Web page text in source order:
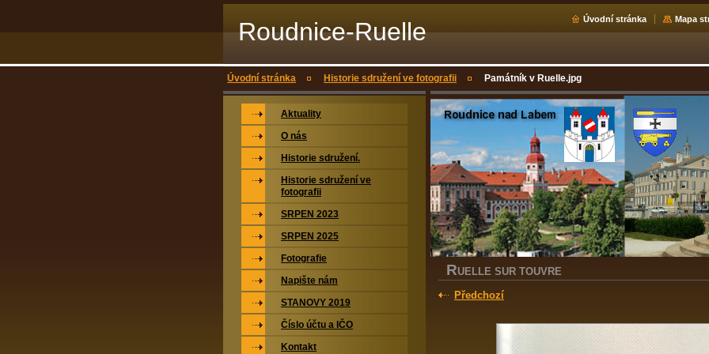
Roudnice-Ruelle Úvodní stránka Mapa
Úvodní stránka Historie sdružení ve fotografii Památník v Ruelle.jpg
RUELLE SUR TOUVRE
Předchozí
Aktuality
O nás
Historie sdružení.
Historie sdružení ve
fotografii
SRPEN 2023
SRPEN 2025
Fotografie
Napište nám
STANOVY 2019
Číslo účtu a IČO
Kontakt